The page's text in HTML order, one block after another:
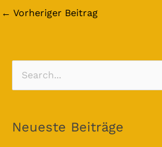
← Vorheriger Beitrag
h
Neueste Beiträge